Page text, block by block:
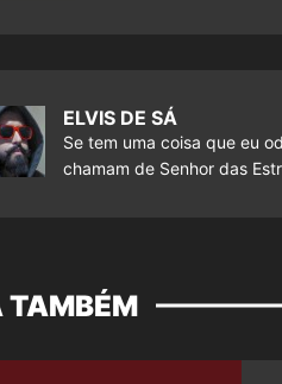
ELVIS DE SÁ
Se tem uma coisa que eu
chamam de Senhor das
TAMBÉM